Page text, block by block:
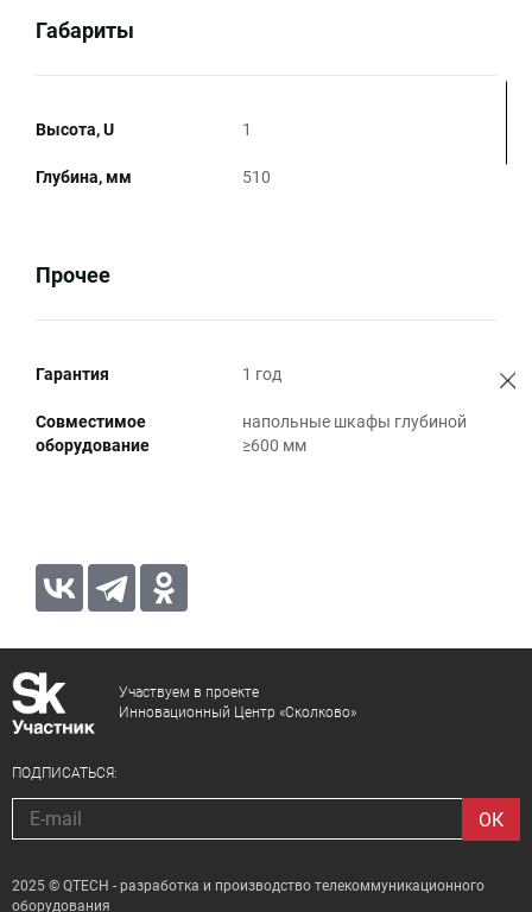
Габариты
Высота, U 1
Глубина, мм 510
Прочее
Гарантия 1 год
Совместимое
оборудование
напольные шкафы глубиной
≥600 мм
Участвуем в проекте
Инновационный Центр «Сколково»
ПОДПИСАТЬСЯ:
2025 © QTECH - разработка и производство телекоммуникационного
оборудования